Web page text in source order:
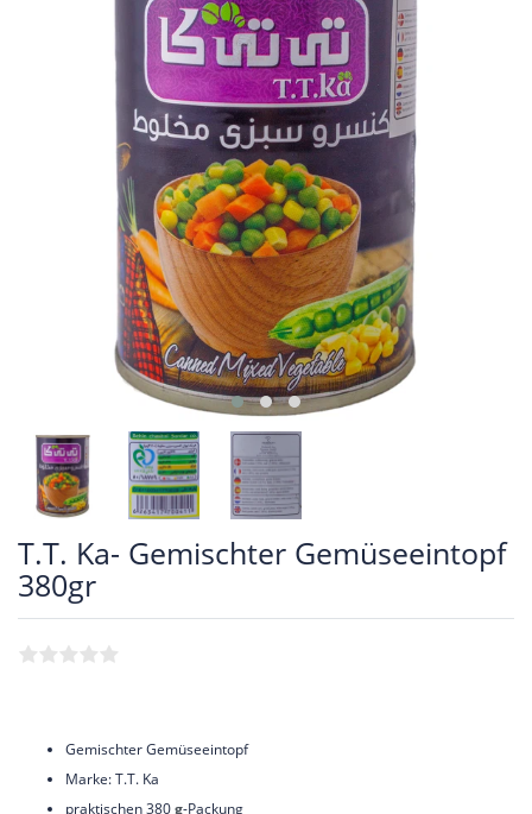
T.T. Ka- Gemischter Gemüseeintopf
380gr
Gemischter Gemüseeintopf
Marke: T.T. Ka
praktischen 380g-Packung